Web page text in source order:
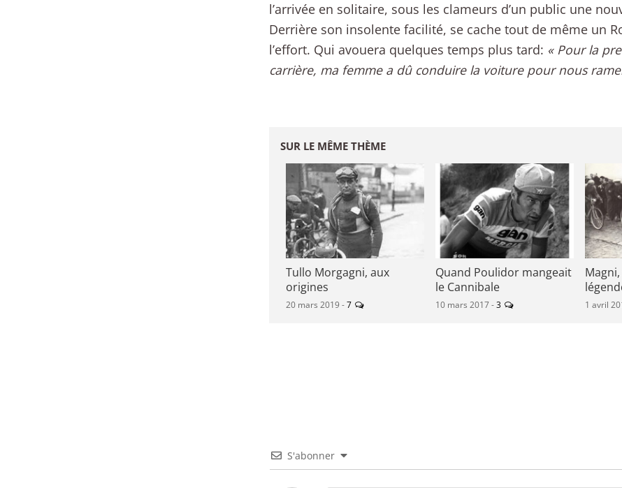
l’arrivée en solitaire, sous les clameurs d’un public une
Derrière son insolente facilité, se cache tout de même un
l’effort. Qui avouera quelques temps plus tard: « Pour la
carrière, ma femme a dû conduire la voiture pour nous
SUR LE MÊME THÈME
Tullo Morgagni, aux
origines
20 mars 2019 -7
Quand Poulidor mangeait
le Cannibale
10 mars 2017 -3 1 avril
S'abonner